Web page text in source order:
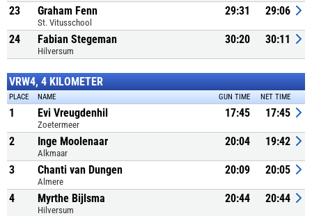
23 Graham Fenn
St. Vitusschool
29:31 29:06
24 Fabian Stegeman
Hilversum
30:20 30:11
VRW4, 4 KILOMETER
PLACE NAME GUN TIME NET TIME
1 Evi Vreugdenhil
Zoetermeer
17:45 17:45
2 Inge Moolenaar
Alkmaar
20:04 19:42
3 Chanti van Dungen
Almere
20:09 20:05
4 Myrthe Bijlsma
Hilversum
20:44 20:44